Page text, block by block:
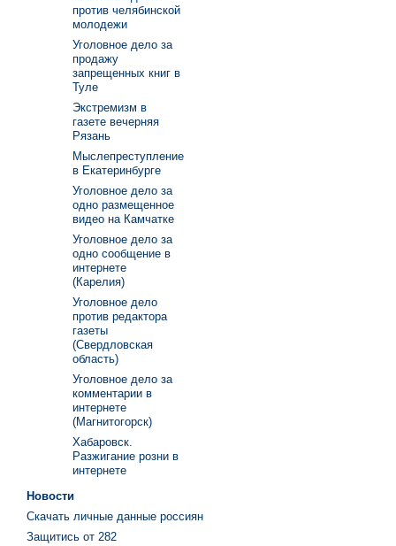
против челябинской
молодежи
Уголовное дело за
продажу
запрещенных книг в
Туле
Экстремизм в
газете вечерняя
Рязань
Мыслепреступление
в Екатеринбурге
Уголовное дело за
одно размещенное
видео на Камчатке
Уголовное дело за
одно сообщение в
интернете
(Карелия)
Уголовное дело
против редактора
газеты
(Свердловская
область)
Уголовное дело за
комментарии в
интернете
(Магнитогорск)
Хабаровск.
Разжигание розни в
интернете
Новости
Скачать личные данные россиян
Защитись от 282